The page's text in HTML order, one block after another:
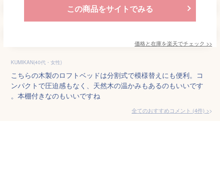
この商品をサイトでみる
価格と在庫を楽天でチェック >>
KUMIKAN(40代・女性)
こちらの木製のロフトベッドは分割式で模様替えにも便利。コ
ンパクトで圧迫感もなく、天然木の温かみもあるのもいいです
。本棚付きなのもいいですね
全てのおすすめコメント (4件) >